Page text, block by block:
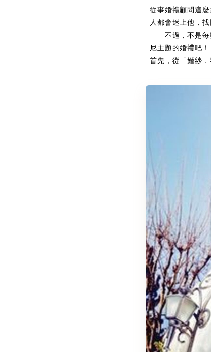
從事婚禮顧問這
人都會迷上他，找
不過，不是每對
尼主題的婚禮吧！
首先，從「婚紗．